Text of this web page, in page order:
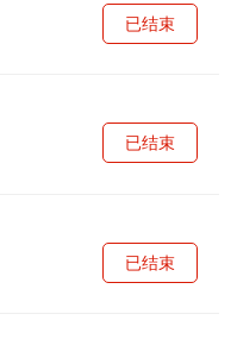
已结束
已结束
已结束